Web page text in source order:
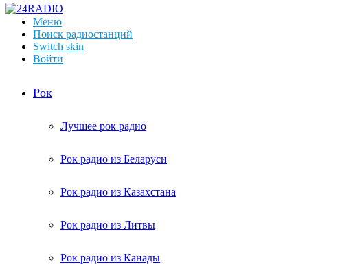
Меню
Поиск радиостанций
Switch skin
Войти
Рок
Лучшее рок радио
Рок радио из Беларуси
Рок радио из Казахстана
Рок радио из Литвы
Рок радио из Канады